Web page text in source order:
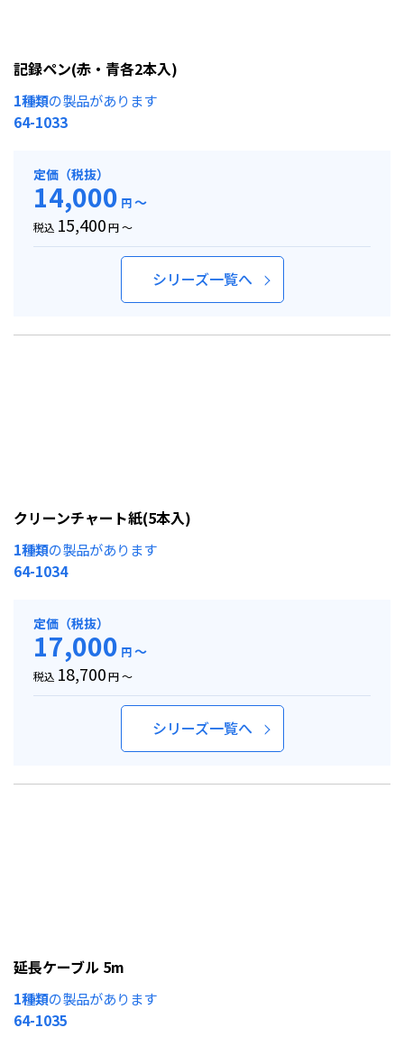
記録ペン(赤・青各2本入)
1種類の製品があります
64-1033
定価（税抜）
14,000 円～
税込 15,400円 ～
シリーズ一覧へ
クリーンチャート紙(5本入)
1種類の製品があります
64-1034
定価（税抜）
17,000 円～
税込 18,700円 ～
シリーズ一覧へ
延長ケーブル 5m
1種類の製品があります
64-1035